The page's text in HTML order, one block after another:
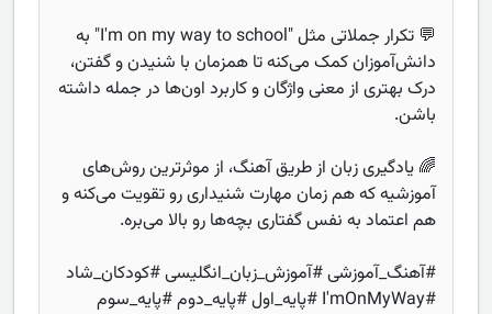
💬 تکرار جملاتی مثل "I'm on my way to school" به
دانش‌آموزان کمک می‌کنه تا همزمان با شنیدن و گفتن،
درک بهتری از معنی واژگان و کاربرد اون‌ها در جمله داشته
باشن.
🌈 یادگیری زبان از طریق آهنگ‌، از موثرترین روش‌های
آموزشیه که هم زمان مهارت شنیداری رو تقویت می‌کنه و
هم اعتماد به نفس گفتاری بچه‌ها رو بالا می‌بره.
#آهنگ_آموزشی #آموزش_زبان_انگلیسی #کودکان_شاد
#I'mOnMyWay #پایه_اول #پایه_دوم #پایه_سوم